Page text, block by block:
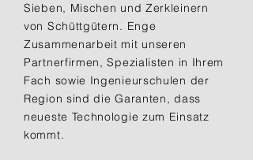
Sieben, Mischen und Zerkleinern
von Schüttgütern. Enge
Zusammenarbeit mit unseren
Partnerfirmen, Spezialisten in Ihrem
Fach sowie Ingenieurschulen der
Region sind die Garanten, dass
neueste Technologie zum Einsatz
kommt.